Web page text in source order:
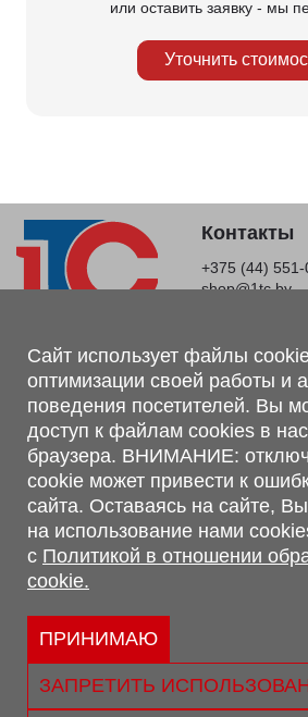
или оставить заявку - мы
Уточнить
Контакты
+375 (44) 551-
shop@1tc.by
Магазин, склад
г. Минск, Минский р-н, п. Привольный,
223062
г. Брест, ул. Лейтенанта Рябцева, 108
Обращаем Ваше внимание, что вся
информация, касающаяся
характеристик, цветовых сочетаний, а
сервисного обслуживания носит
не является публичной офертой,
Гражданского кодекса Республики
Политика обработки персональных
Политикой в отношении обработки
Сайт использует файлы
оптимизации своей работы и
поведения посетителей. Вы
доступ к файлам cookies в
браузера. ВНИМАНИЕ:
cookie может привести к
сайта. Оставаясь на сайте,
на использование нами
с Политикой в отношении
cookie.
ПРИНИМАЮ
ЗАПРЕТИТЬ